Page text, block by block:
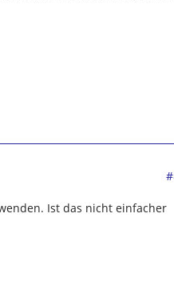
Ist das nicht einfacher